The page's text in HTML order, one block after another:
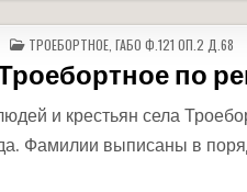
ОПУБЛИКОВАНО В
ТРОЕБОРТНОЕ, ГАБО Ф.121 ОП.2 Д.68
по
и крестьян села
Фамилии выписаны в